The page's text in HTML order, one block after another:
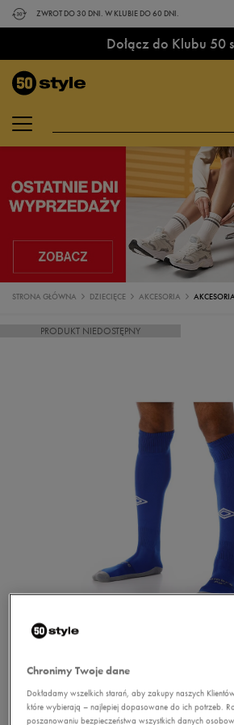
ZWROT DO 30 DNI. W KLUBIE DO 60 DNI.
Dołącz do Klubu 50
STRONA GŁÓWNA DZIECIĘCE AKCESORIA
PRODUKT NIEDOSTĘPNY
UMBRO GETRY JR 35-37
Chronimy Twoje dane
Dokładamy wszelkich starań, aby zakupy naszych
które wybierają – najlepiej dopasowane do ich potrzeb.
poszanowaniu bezpieczeństwa wszystkich danych